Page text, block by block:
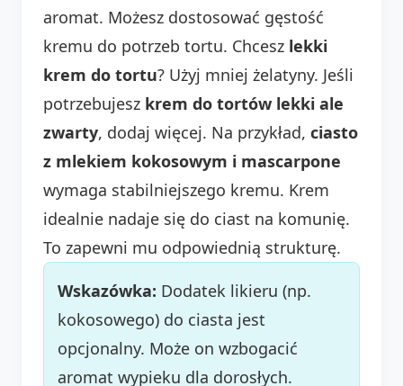
aromat. Możesz dostosować gęstość
kremu do potrzeb tortu. Chcesz lekki
krem do tortu? Użyj mniej żelatyny. Jeśli
potrzebujesz krem do tortów lekki ale
zwarty, dodaj więcej. Na przykład, ciasto
z mlekiem kokosowym i mascarpone
wymaga stabilniejszego kremu. Krem
idealnie nadaje się do ciast na komunię.
To zapewni mu odpowiednią strukturę.
Wskazówka: Dodatek likieru (np.
kokosowego) do ciasta jest
opcjonalny. Może on wzbogacić
aromat wypieku dla dorosłych.